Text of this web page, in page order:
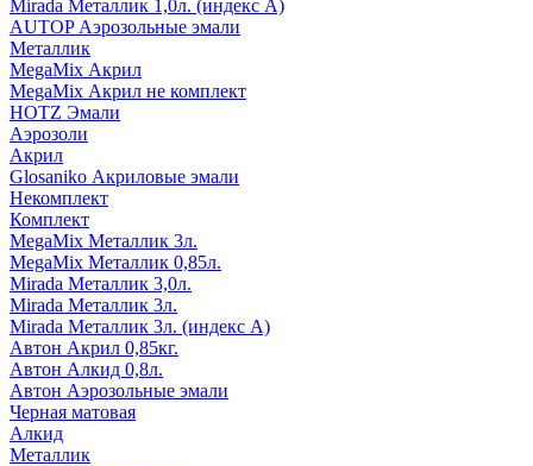
Mirada Металлик 1,0л. (индекс А)
AUTOP Аэрозольные эмали
Металлик
MegaMix Акрил
MegaMix Акрил не комплект
HOTZ Эмали
Аэрозоли
Акрил
Glosaniko Акриловые эмали
Некомплект
Комплект
MegaMix Металлик 3л.
MegaMix Металлик 0,85л.
Mirada Металлик 3,0л.
Mirada Металлик 3л.
Mirada Металлик 3л. (индекс А)
Автон Акрил 0,85кг.
Автон Алкид 0,8л.
Автон Аэрозольные эмали
Черная матовая
Алкид
Металлик